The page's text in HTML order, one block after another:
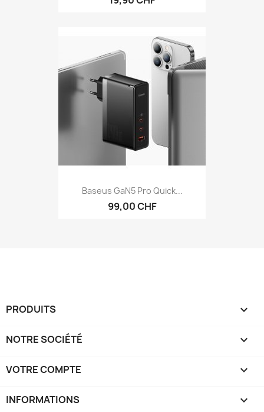
Baseus GaN5 Pro Quick...
99,00 CHF
PRODUITS 
NOTRE SOCIÉTÉ 
VOTRE COMPTE 
INFORMATIONS keyboard_arrow_down